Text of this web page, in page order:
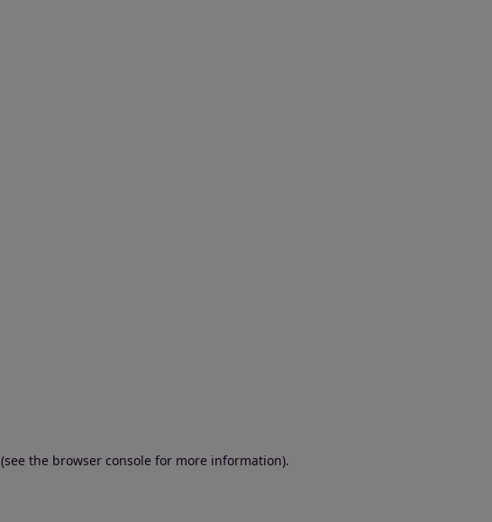
(see the browser console for more information).